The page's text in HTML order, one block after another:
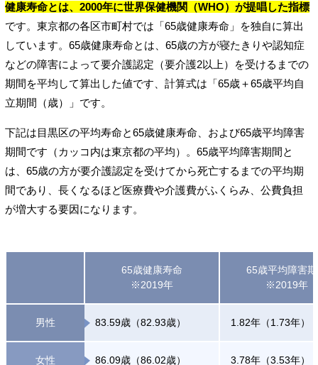
健康寿命とは、2000年に世界保健機関（WHO）が提唱した指標
です。東京都の各区市町村では「65歳健康寿命」を独自に算出
しています。65歳健康寿命とは、65歳の方が寝たきりや認知症
などの障害によって要介護認定（要介護2以上）を受けるまでの
期間を平均して算出した値です、計算式は「65歳＋65歳平均自
立期間（歳）」です。
下記は目黒区の平均寿命と65歳健康寿命、および65歳平均障害
期間です（カッコ内は東京都の平均）。65歳平均障害期間と
は、65歳の方が要介護認定を受けてから死亡するまでの平均期
間であり、長くなるほど医療費や介護費がふくらみ、公費負担
が増大する要因になります。
65歳健康寿命
※2019年
65歳平均障害
※2019年
男性 83.59歳（82.93歳） 1.82年（1.73年）
女性 86.09歳（86.02歳） 3.78年（3.53年）